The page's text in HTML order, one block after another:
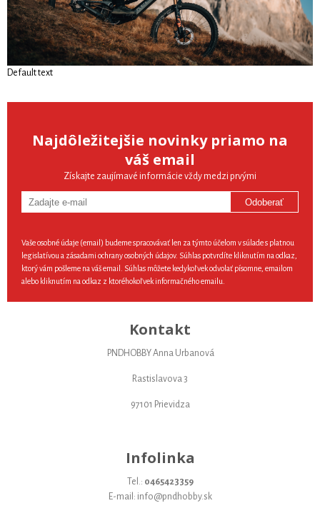
Default text
Najdôležitejšie novinky priamo na
váš email
Získajte zaujímavé informácie vždy medzi prvými
Odoberať
Vaše osobné údaje (email) budeme spracovávať len za týmto účelom v súlade s platnou
legislatívou a zásadami ochrany osobných údajov. Súhlas potvrdíte kliknutím na odkaz,
ktorý vám pošleme na váš email. Súhlas môžete kedykoľvek odvolať písomne, emailom
alebo kliknutím na odkaz z ktoréhokoľvek informačného emailu.
Kontakt
PNDHOBBY Anna Urbanová
Rastislavova 3
97101 Prievidza
Infolinka
Tel.: 0465423359
E-mail: info@pndhobby.sk